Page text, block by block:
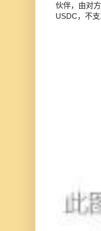
伙伴，由对
USDC，不支